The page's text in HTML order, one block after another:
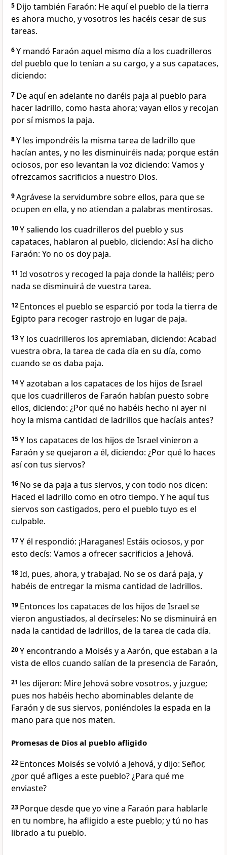
5 Dijo también Faraón: He aquí el pueblo de la tierra
es ahora mucho, y vosotros les hacéis cesar de sus
tareas.
6Y mandó Faraón aquel mismo día a los cuadrilleros
del pueblo que lo tenían a su cargo, y a sus capataces,
diciendo:
7 De aquí en adelante no daréis paja al pueblo para
hacer ladrillo, como hasta ahora; vayan ellos y recojan
por sí mismos la paja.
8Y les impondréis la misma tarea de ladrillo que
hacían antes, y no les disminuiréis nada; porque están
ociosos, por eso levantan la voz diciendo: Vamos y
ofrezcamos sacrificios a nuestro Dios.
9Agrávese la servidumbre sobre ellos, para que se
ocupen en ella, y no atiendan a palabras mentirosas.
10Y saliendo los cuadrilleros del pueblo y sus
capataces, hablaron al pueblo, diciendo: Así ha dicho
Faraón: Yo no os doy paja.
11 Id vosotros y recoged la paja donde la halléis; pero
nada se disminuirá de vuestra tarea.
12 Entonces el pueblo se esparció por toda la tierra de
Egipto para recoger rastrojo en lugar de paja.
13Y los cuadrilleros los apremiaban, diciendo: Acabad
vuestra obra, la tarea de cada día en su día, como
cuando se os daba paja.
14Y azotaban a los capataces de los hijos de Israel
que los cuadrilleros de Faraón habían puesto sobre
ellos, diciendo: ¿Por qué no habéis hecho ni ayer ni
hoy la misma cantidad de ladrillos que hacíais antes?
15Y los capataces de los hijos de Israel vinieron a
Faraón y se quejaron a él, diciendo: ¿Por qué lo haces
así con tus siervos?
16 No se da paja a tus siervos, y con todo nos dicen:
Haced el ladrillo como en otro tiempo. Y he aquí tus
siervos son castigados, pero el pueblo tuyo es el
culpable.
17Y él respondió: ¡Haraganes! Estáis ociosos, y por
esto decís: Vamos a ofrecer sacrificios a Jehová.
18Id, pues, ahora, y trabajad. No se os dará paja, y
habéis de entregar la misma cantidad de ladrillos.
19 Entonces los capataces de los hijos de Israel se
vieron angustiados, al decírseles: No se disminuirá en
nada la cantidad de ladrillos, de la tarea de cada día.
20Y encontrando a Moisés y a Aarón, que estaban a la
vista de ellos cuando salían de la presencia de Faraón,
21 les dijeron: Mire Jehová sobre vosotros, y juzgue;
pues nos habéis hecho abominables delante de
Faraón y de sus siervos, poniéndoles la espada en la
mano para que nos maten.
Promesas de Dios al pueblo afligido
22 Entonces Moisés se volvió a Jehová, y dijo: Señor,
¿por qué afliges a este pueblo? ¿Para qué me
enviaste?
23 Porque desde que yo vine a Faraón para hablarle
en tu nombre, ha afligido a este pueblo; y tú no has
librado a tu pueblo.